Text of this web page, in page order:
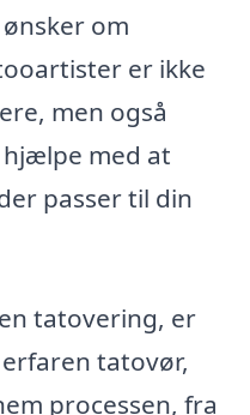
om
er ikke
men også
med at
passer til din
tatovering, er
tatovør,
processen, fra